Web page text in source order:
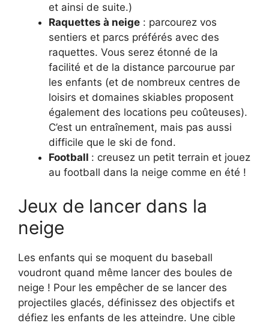
et ainsi de suite.)
Raquettes à neige : parcourez vos
sentiers et parcs préférés avec des
raquettes. Vous serez étonné de la
facilité et de la distance parcourue par
les enfants (et de nombreux centres de
loisirs et domaines skiables proposent
également des locations peu coûteuses).
C’est un entraînement, mais pas aussi
difficile que le ski de fond.
Football : creusez un petit terrain et jouez
au football dans la neige comme en été !
Jeux de lancer dans la
neige
Les enfants qui se moquent du baseball
voudront quand même lancer des boules de
neige ! Pour les empêcher de se lancer des
projectiles glacés, définissez des objectifs et
défiez les enfants de les atteindre. Une cible